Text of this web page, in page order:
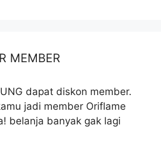
MEMBER
dapat diskon member.
jadi member Oriflame
belanja banyak gak lagi